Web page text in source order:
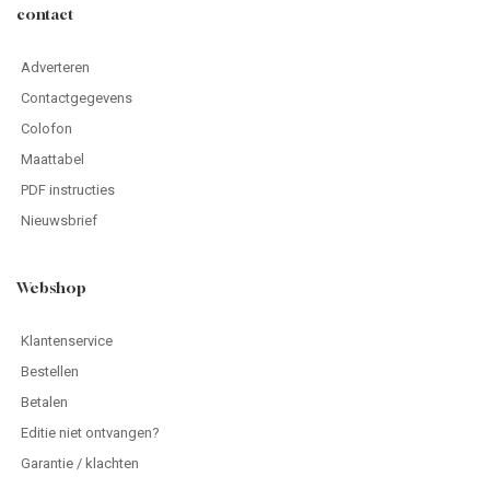
contact
Adverteren
Contactgegevens
Colofon
Maattabel
PDF instructies
Nieuwsbrief
Webshop
Klantenservice
Bestellen
Betalen
Editie niet ontvangen?
Garantie / klachten